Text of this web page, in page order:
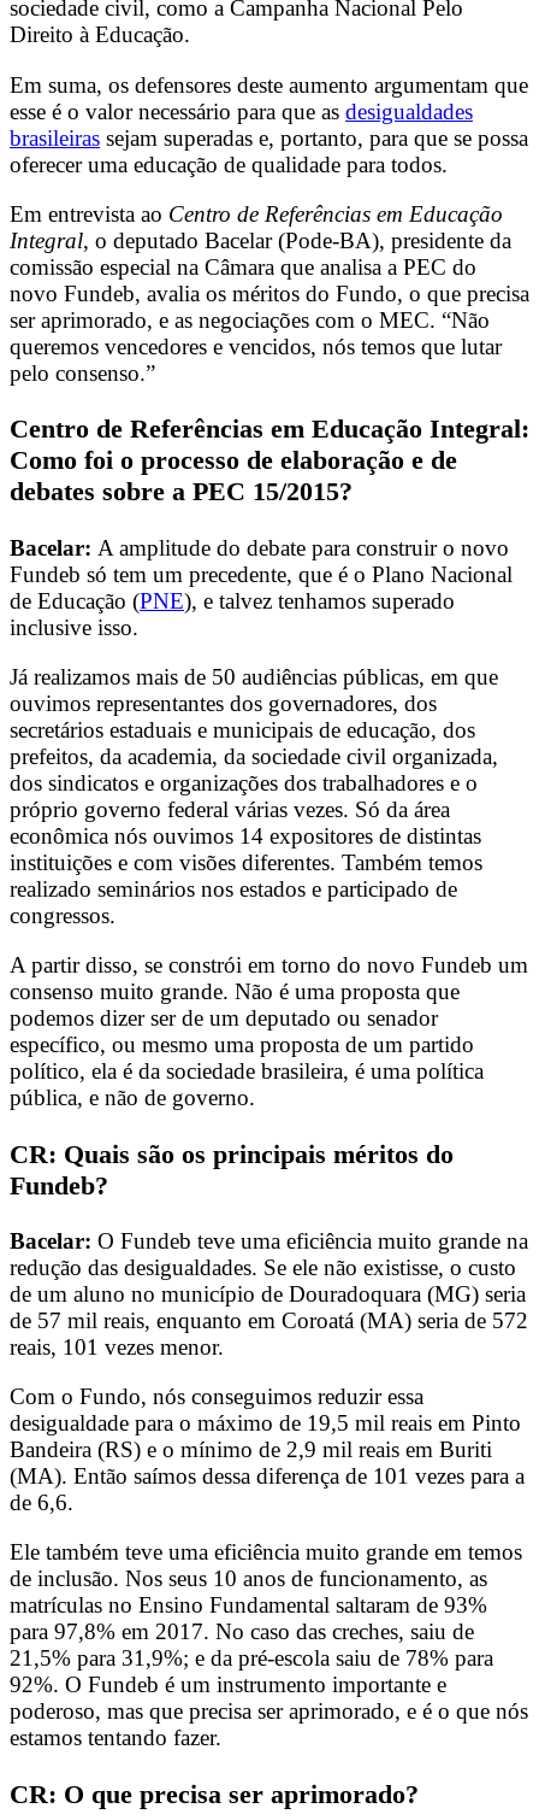
sociedade civil, como a Campanha Nacional Pelo
Direito à Educação.
Em suma, os defensores deste aumento argumentam que
esse é o valor necessário para que as desigualdades
brasileiras sejam superadas e, portanto, para que se possa
oferecer uma educação de qualidade para todos.
Em entrevista ao Centro de Referências em Educação
Integral, o deputado Bacelar (Pode-BA), presidente da
comissão especial na Câmara que analisa a PEC do
novo Fundeb, avalia os méritos do Fundo, o que precisa
ser aprimorado, e as negociações com o MEC. “Não
queremos vencedores e vencidos, nós temos que lutar
pelo consenso.”
Centro de Referências em Educação Integral:
Como foi o processo de elaboração e de
debates sobre a PEC 15/2015?
Bacelar: A amplitude do debate para construir o novo
Fundeb só tem um precedente, que é o Plano Nacional
de Educação (PNE), e talvez tenhamos superado
inclusive isso.
Já realizamos mais de 50 audiências públicas, em que
ouvimos representantes dos governadores, dos
secretários estaduais e municipais de educação, dos
prefeitos, da academia, da sociedade civil organizada,
dos sindicatos e organizações dos trabalhadores e o
próprio governo federal várias vezes. Só da área
econômica nós ouvimos 14 expositores de distintas
instituições e com visões diferentes. Também temos
realizado seminários nos estados e participado de
congressos.
A partir disso, se constrói em torno do novo Fundeb um
consenso muito grande. Não é uma proposta que
podemos dizer ser de um deputado ou senador
específico, ou mesmo uma proposta de um partido
político, ela é da sociedade brasileira, é uma política
pública, e não de governo.
CR: Quais são os principais méritos do
Fundeb?
Bacelar: O Fundeb teve uma eficiência muito grande na
redução das desigualdades. Se ele não existisse, o custo
de um aluno no município de Douradoquara (MG) seria
de 57 mil reais, enquanto em Coroatá (MA) seria de 572
reais, 101 vezes menor.
Com o Fundo, nós conseguimos reduzir essa
desigualdade para o máximo de 19,5 mil reais em Pinto
Bandeira (RS) e o mínimo de 2,9 mil reais em Buriti
(MA). Então saímos dessa diferença de 101 vezes para a
de 6,6.
Ele também teve uma eficiência muito grande em temos
de inclusão. Nos seus 10 anos de funcionamento, as
matrículas no Ensino Fundamental saltaram de 93%
para 97,8% em 2017. No caso das creches, saiu de
21,5% para 31,9%; e da pré-escola saiu de 78% para
92%. O Fundeb é um instrumento importante e
poderoso, mas que precisa ser aprimorado, e é o que nós
estamos tentando fazer.
CR: O que precisa ser aprimorado?